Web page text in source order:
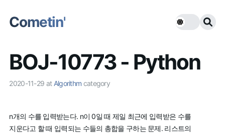
Cometin'
BOJ-10773 - Python
2020-11-29 at Algorithm category
n개의 수를 입력받는다. n이 0일 때 제일 최근에 입력받은 수를
지운다고 할 때 입력되는 수들의 총합을 구하는 문제. 리스트의